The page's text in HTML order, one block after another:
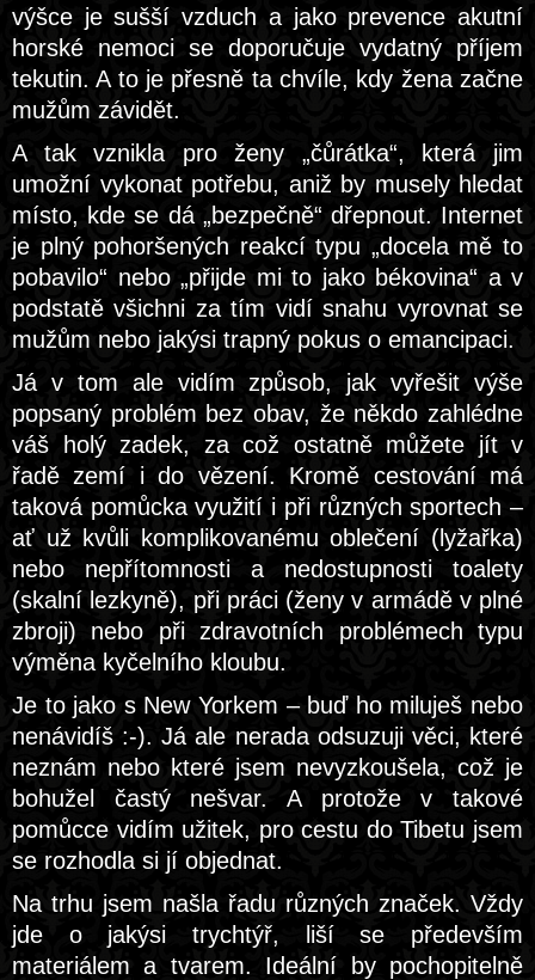
výšce je sušší vzduch a jako prevence akutní
horské nemoci se doporučuje vydatný příjem
tekutin. A to je přesně ta chvíle, kdy žena začne
mužům závidět.
A tak vznikla pro ženy „čůrátka“, která jim
umožní vykonat potřebu, aniž by musely hledat
místo, kde se dá „bezpečně“ dřepnout. Internet
je plný pohoršených reakcí typu „docela mě to
pobavilo“ nebo „přijde mi to jako békovina“ a v
podstatě všichni za tím vidí snahu vyrovnat se
mužům nebo jakýsi trapný pokus o emancipaci.
Já v tom ale vidím způsob, jak vyřešit výše
popsaný problém bez obav, že někdo zahlédne
váš holý zadek, za což ostatně můžete jít v
řadě zemí i do vězení. Kromě cestování má
taková pomůcka využití i při různých sportech –
ať už kvůli komplikovanému oblečení (lyžařka)
nebo nepřítomnosti a nedostupnosti toalety
(skalní lezkyně), při práci (ženy v armádě v plné
zbroji) nebo při zdravotních problémech typu
výměna kyčelního kloubu.
Je to jako s New Yorkem – buď ho miluješ nebo
nenávidíš :-). Já ale nerada odsuzuji věci, které
neznám nebo které jsem nevyzkoušela, což je
bohužel častý nešvar. A protože v takové
pomůcce vidím užitek, pro cestu do Tibetu jsem
se rozhodla si jí objednat.
Na trhu jsem našla řadu různých značek. Vždy
jde o jakýsi trychtýř, liší se především
materiálem a tvarem. Ideální by pochopitelně